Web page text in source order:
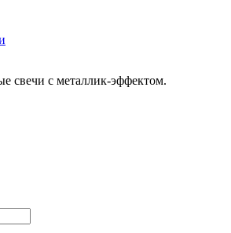
свечи с металлик-эффектом.